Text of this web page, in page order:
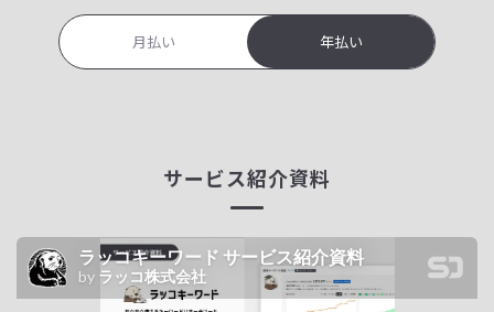
月払い 年払い
サービス紹介資料